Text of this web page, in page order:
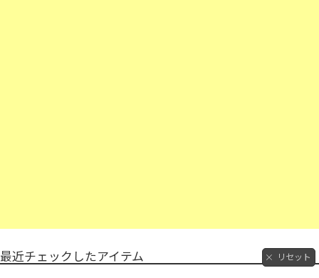
最近チェックしたアイテム リセット